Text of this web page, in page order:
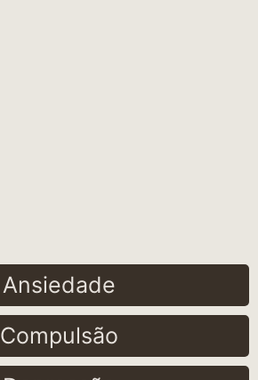
Ansiedade
Compulsão